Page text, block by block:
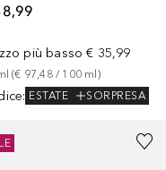
più basso € 35,99
(€ 97,48 / 100 ml)
: ESTATE SORPRESA